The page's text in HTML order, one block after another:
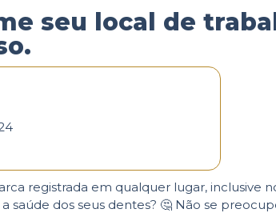
seu local de
registrada em qualquer lugar, inclusive
saúde dos seus dentes? 🤔 Não se